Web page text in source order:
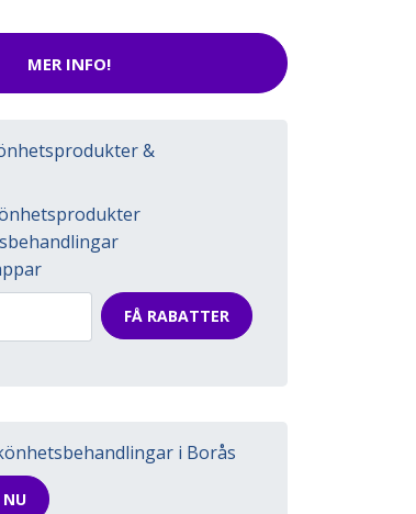
MER INFO!
&
FÅ RABATTER
i Borås
NU